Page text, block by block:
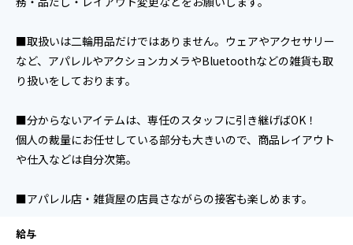
■取扱いは二輪用品だけではありません。ウェアやアクセサリー
など、アパレルやアクションカメラやBluetoothなどの雑貨も取
り扱いをしております。
■分からないアイテムは、専任のスタッフに引き継げばOK！
個人の裁量にお任せしている部分も大きいので、商品レイアウト
や仕入などは自分次第。
■アパレル店・雑貨屋の店員さながらの接客も楽しめます。
給与